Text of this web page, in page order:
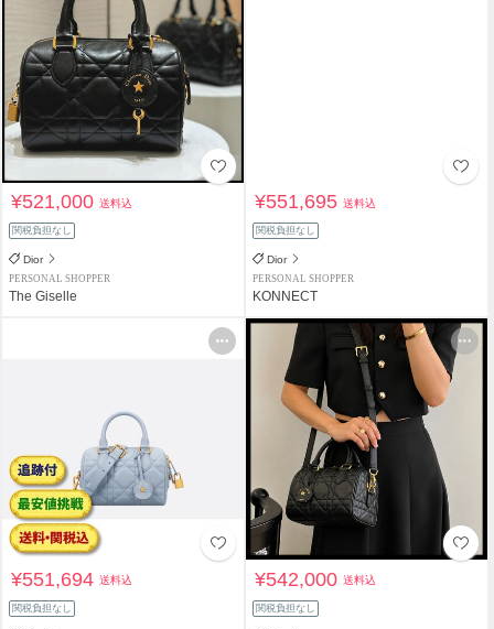
¥521,000送料込
関税負担なし
Dior
PERSONAL SHOPPER
The Giselle
¥551,695送料込
関税負担なし
Dior
PERSONAL SHOPPER
KONNECT
¥551,694送料込
関税負担なし
¥542,000送料込
関税負担なし